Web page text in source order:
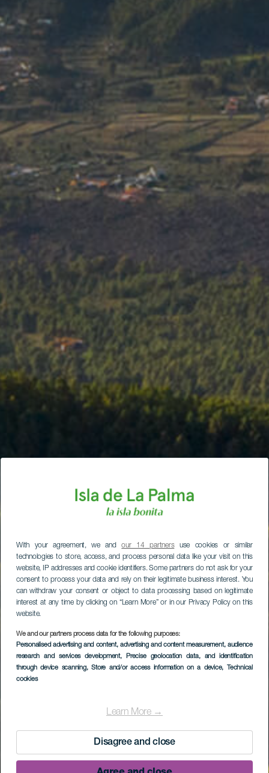
With your agreement, we andour 14 partnersuse cookies or similar
technologies to store, access, and process personal data like your visit on this
website, IP addresses and cookie identifiers. Some partners do not ask for your
consent to process your data and rely on their legitimate business interest. You
can withdraw your consent or object to data processing based on legitimate
interest at any time by clicking on “Learn More” or in our Privacy Policy on this
website.
We and our partners process data for the following purposes:
Personalised advertising and content, advertising and content measurement, audience
research and services development, Precise geolocation data, and identification
through device scanning, Store and/or access information on a device, Technical
cookies
Learn More →
Disagree and close